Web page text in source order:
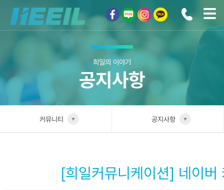
희일의 이야기
공지사항
커뮤니티
광고상품
공지사항
[희일커뮤니케이션] 네이